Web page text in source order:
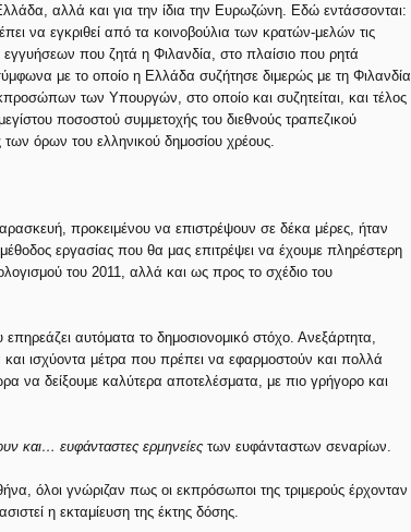
αλλά και για την ίδια την Ευρωζώνη. Εδώ εντάσσονται:
να εγκριθεί από τα κοινοβούλια των κρατών-μελών τις
που ζητά η Φιλανδία, στο πλαίσιο που ρητά
με το οποίο η Ελλάδα συζήτησε διμερώς με τη Φιλανδία
των Υπουργών, στο οποίο και συζητείται, και τέλος
ποσοστού συμμετοχής του διεθνούς τραπεζικού
όρων του ελληνικού δημοσίου χρέους.
προκειμένου να επιστρέψουν σε δέκα μέρες, ήταν
εργασίας που θα μας επιτρέψει να έχουμε πληρέστερη
του 2011, αλλά και ως προς το σχέδιο του
αυτόματα το δημοσιονομικό στόχο. Ανεξάρτητα,
ισχύοντα μέτρα που πρέπει να εφαρμοστούν και πολλά
να δείξουμε καλύτερα αποτελέσματα, με πιο γρήγορο και
και… ευφάνταστες ερμηνείεςτων ευφάνταστων σεναρίων.
όλοι γνώριζαν πως οι εκπρόσωποι της τριμερούς έρχονταν
η εκταμίευση της έκτης δόσης.